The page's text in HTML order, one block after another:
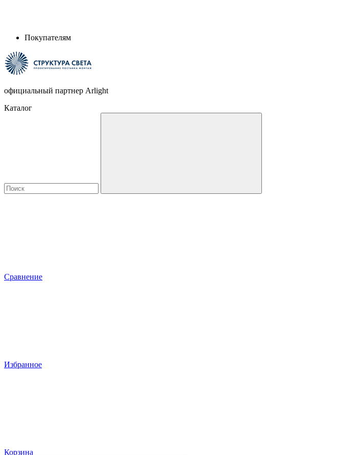
Покупателям
официальный партнер Arlight
Каталог
Сравнение
Избранное
Корзина